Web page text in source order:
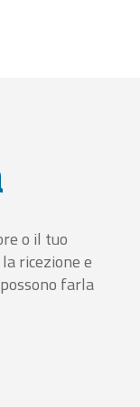
o il tuo
ricezione e
farla